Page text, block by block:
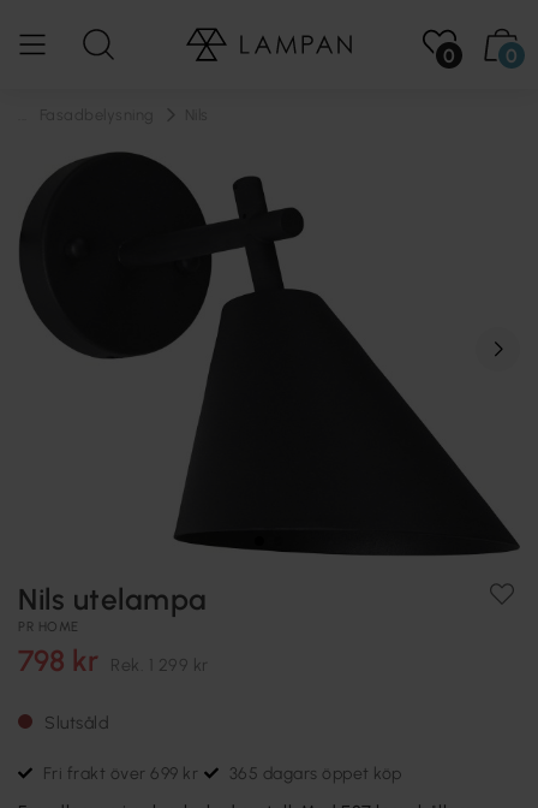
0 0
Nils utelampa
PR HOME
798 kr Rek. 1 299 kr
Slutsåld
Fri frakt över 699 kr 365 dagars öppet köp